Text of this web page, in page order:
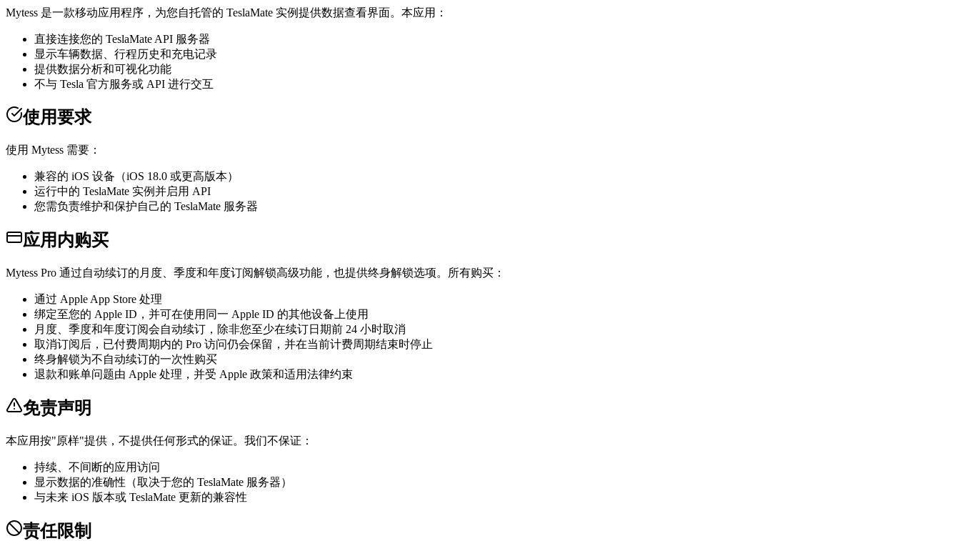
Mytess 是一款移动应用程序，为您自托管的 TeslaMate 实例提供数据查看界面。本应用：
直接连接您的 TeslaMate API 服务器
显示车辆数据、行程历史和充电记录
提供数据分析和可视化功能
不与 Tesla 官方服务或 API 进行交互
使用要求
使用 Mytess 需要：
兼容的 iOS 设备（iOS 18.0 或更高版本）
运行中的 TeslaMate 实例并启用 API
您需负责维护和保护自己的 TeslaMate 服务器
应用内购买
Mytess Pro 通过自动续订的月度、季度和年度订阅解锁高级功能，也提供终身解锁选项。所有购买：
通过 Apple App Store 处理
绑定至您的 Apple ID，并可在使用同一 Apple ID 的其他设备上使用
月度、季度和年度订阅会自动续订，除非您至少在续订日期前 24 小时取消
取消订阅后，已付费周期内的 Pro 访问仍会保留，并在当前计费周期结束时停止
终身解锁为不自动续订的一次性购买
退款和账单问题由 Apple 处理，并受 Apple 政策和适用法律约束
免责声明
本应用按"原样"提供，不提供任何形式的保证。我们不保证：
持续、不间断的应用访问
显示数据的准确性（取决于您的 TeslaMate 服务器）
与未来 iOS 版本或 TeslaMate 更新的兼容性
责任限制